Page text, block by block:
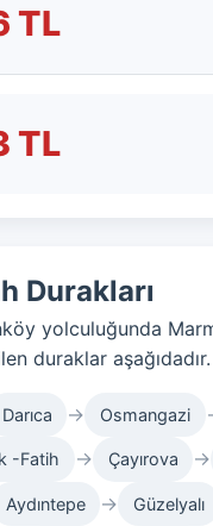
TL
TL
Durakları
yolculuğunda
duraklar aşağıdadır.
Darıca → Osmangazi
-Fatih → Çayırova →
Aydıntepe → Güzelyalı